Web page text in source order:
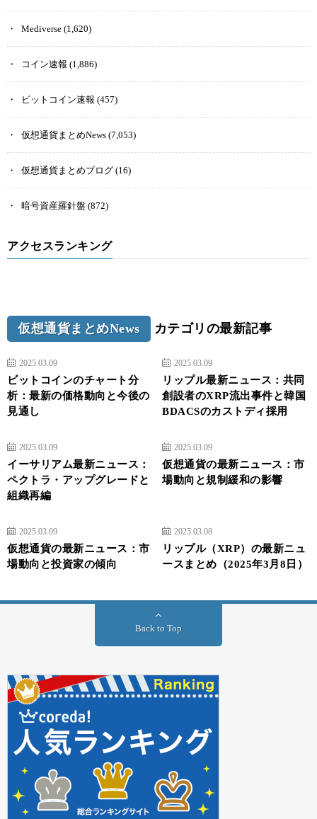
Mediverse (1,620)
コイン速報 (1,886)
ビットコイン速報 (457)
仮想通貨まとめNews (7,053)
仮想通貨まとめブログ (16)
暗号資産羅針盤 (872)
アクセスランキング
仮想通貨まとめNews カテゴリの最新記事
2025.03.09
ビットコインのチャート分
析：最新の価格動向と今後の
見通し
2025.03.09
リップル最新ニュース：共同
創設者のXRP流出事件と韓国
BDACSのカストディ採用
2025.03.09
イーサリアム最新ニュース：
ペクトラ・アップグレードと
組織再編
2025.03.09
仮想通貨の最新ニュース：市
場動向と規制緩和の影響
2025.03.09
仮想通貨の最新ニュース：市
場動向と投資家の傾向
2025.03.08
リップル（XRP）の最新ニュ
ースまとめ（2025年3月8日）
Back to Top